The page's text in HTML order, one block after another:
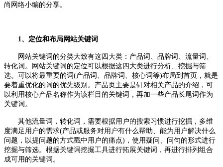
尚网络小编的分享。
1、定位和布局网站关键词
网站关键词的分类大致有这四大类：产品词、品牌词、流量词、
转化词。网站关键词的定位可以根据这四大类进行分析、挖掘与筛
选。可以将最重要的词(产品词、品牌词、核心词等)布局到首页，就是
要着重优化的词的优先级别。产品页主要是针对相关产品的介绍，可
以利用核心产品名称作为该栏目的关键词，再加一些产品长尾词作为
关键词。
其他流量词，转化词，需要根据用户的搜索习惯进行挖掘，多维
度满足用户的需求(产品或服务对用户有什么帮助、能为用户解决什么
问题，以提问题的方式戳中用户的痛点)，使用疑问、问句的形式进行
挖掘与筛选。根据关键词挖掘工具进行拓展关键词，再进行排列组合
成可用的关键词。